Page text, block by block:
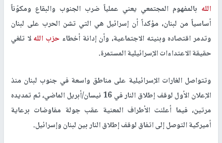
الله بالمفهوم المجتمعي يعني عملياً ضرب الجنوب والبقاع ومكوّناً
أساسياً من لبنان، مؤكداً أن إسرائيل هي التي تشن الحرب على لبنان
وتدمر اقتصاده وبنيته الاجتماعية، وأن إدانة أخطاء حزب اللهلا تلغي
حقيقة الاعتداءات الإسرائيلية المستمرة.
وتتواصل الغارات الإسرائيلية على مناطق واسعة في جنوب لبنان منذ
الإعلان الأول لوقف إطلاق النار في 16 نيسان/أبريل الماضي، ثم تمديده
مرتين، فيما أعلنت الأطراف المعنية عقب جولة مفاوضات برعاية
أميركية التوصل إلى اتفاق لوقف إطلاق النار بين لبنان وإسرائيل.